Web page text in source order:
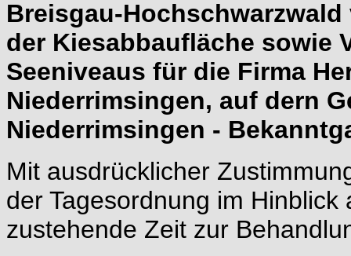
Breisgau-
der Kiesabbaufläche sowie
Seeniveaus für die Firma
Niederrimsingen, auf dern
Niederrimsingen -
Mit ausdrücklicher
der Tagesordnung im
zustehende Zeit zur